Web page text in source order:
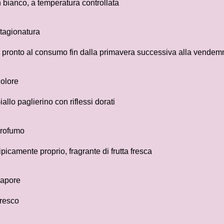
bianco, a temperatura controllata
pronto al consumo fin dalla primavera successiva alla
paglierino con riflessi dorati
proprio, fragrante di frutta fresca